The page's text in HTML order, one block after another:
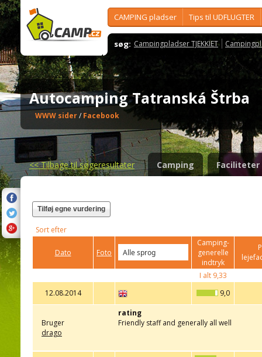
CAMPING pladser Tips til UDFLUGTER
søg: Campingpladser TJEKKIET
Autocamping Tatranská Štrba
WWW sider/Facebook
<<Tilbage til søgeresultater Camping Faciliteter
Tilføj egne vurdering
Sort efter
Dato Foto
Camping-
generelle
indtryk
I alt9,33
12.08.2014
9,0
Bruger
drago
rating
Friendly staff and generally all well